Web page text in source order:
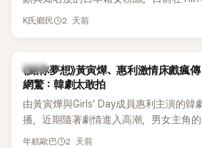
終不幸身亡，消息曝光後震驚韓網，也
K氏鄉民 2 天前
韓劇
《給你夢想》黃寅燁、惠利激情床戲瘋
網驚：韓劇太敢拍
由黃寅燁與Girls' Day成員惠利主演的韓
播，近期隨著劇情進入高潮，男女主角
新播出的第8集不僅上演火辣吻戲，更接
年糕歐巴 2 天前